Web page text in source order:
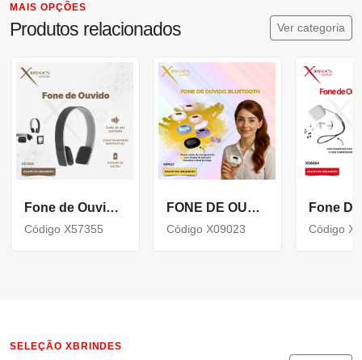
MAIS OPÇÕES
Produtos relacionados Ver categoria
Fone de Ouvido Ajustável com Microfone Bluetooth X57355
Código X57355
FONE DE OUVIDO BLUETOOTH COM CASE CARREGADOR X09023
Código X09023 Código
SELEÇÃO XBRINDES